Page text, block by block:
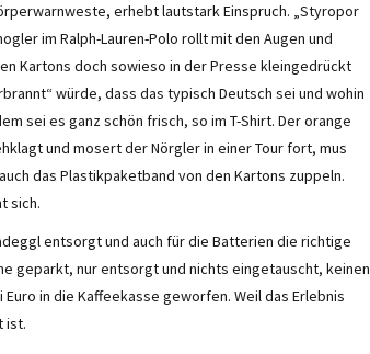
erhebt lautstark Einspruch. „Styropor
im Ralph-Lauren-Polo rollt mit den Augen und
Kartons doch sowieso in der Presse kleingedrückt
würde, dass das typisch Deutsch sei und wohin
sei es ganz schön frisch, so im T-Shirt. Der orange
und mosert der Nörgler in einer Tour fort, mus
das Plastikpaketband von den Kartons zuppeln.
sich.
entsorgt und auch für die Batterien die richtige
geparkt, nur entsorgt und nichts eingetauscht, keinen
in die Kaffeekasse geworfen. Weil das Erlebnis
ist.